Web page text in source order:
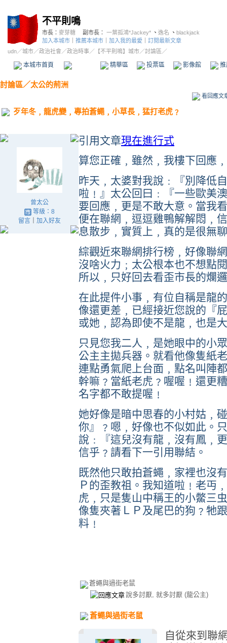
不平則鳴
市長： 麥芽糖 副市長： 一葉孤鴻*Jackey* 、 逸名 、 blackjack
加入本城市
推薦本城市 加入我的最愛
訂閱最新文章
udn／城市／政治社會 ／政治時事／ 【不平則鳴】城市／討論區／
本城市首頁 精華區 投票區 影像館
討論區／太公的荊洲
看回應文
歹年冬﹐龍虎變﹐專拍蒼蠅﹐小草長﹐猛打老虎﹖
曾太公
等級：8
留言｜ 加入好友
引用文章現在進行式
算您正確﹐雖然﹐我樓下回應
昨天﹐太婆對我說﹕『別降低
啦﹗』太公回曰﹕『一些歐美
要回應﹐更是不敢大意。當我
便在聯網﹐逗逗雞鴨解解悶﹐
息散步﹐實質上﹐真的是很無
綜觀近來聯網排行榜﹐好像聯
沒啥火力﹔太公根本也不想點
所以﹐只好回去看歪市長的爛
在此提件小事﹐有位自稱是龍
像還更差﹐已經接近您說的『
或她﹐認為即使不是龍﹐也是
只見您我二人﹐是她眼中的小
公主主拋兵器。就看他像隻紙
連點勇氣爬上台面﹐點名叫陣
幹嘛﹖當紙老虎﹖喔喔﹗還更
名字都不敢提喔﹗
她好像是暗中思春的小村姑﹐
你』﹖嗯﹐好像也不似如此。
說﹕『這兒沒有龍﹐沒有鳳﹐
信乎﹖請看下一引用聯結。
既然他只敢拍蒼蠅﹐家裡也沒
Ｐ的歪教祖。我知道啦﹗老丏
虎﹐只是隻山中稱王的小鱉三
像隻夾著ＬＰ及尾巴的狗﹖牠
料﹗
蒼蠅與過街老鼠
說多討厭, 就多討厭 (龍公主)
蒼蠅與過街老鼠
自從來到聯